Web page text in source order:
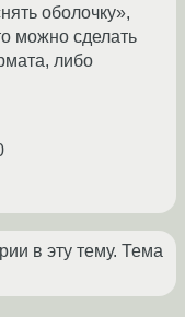
оболочку»,
можно сделать
либо
в эту тему. Тема